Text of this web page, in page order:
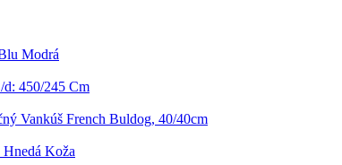
Modrá
d: 450/245 Cm
Vankúš French Buldog, 40/40cm
Koža